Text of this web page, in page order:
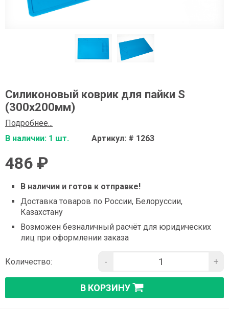
Силиконовый коврик для пайки S
(300x200мм)
Подробнее...
В наличии: 1 шт.
Артикул: # 1263
486 ₽
В наличии и готов к отправке!
Доставка товаров по России, Белоруссии,
Казахстану
Возможен безналичный расчёт для юридических
лиц при оформлении заказа
Количество: - +
В КОРЗИНУ